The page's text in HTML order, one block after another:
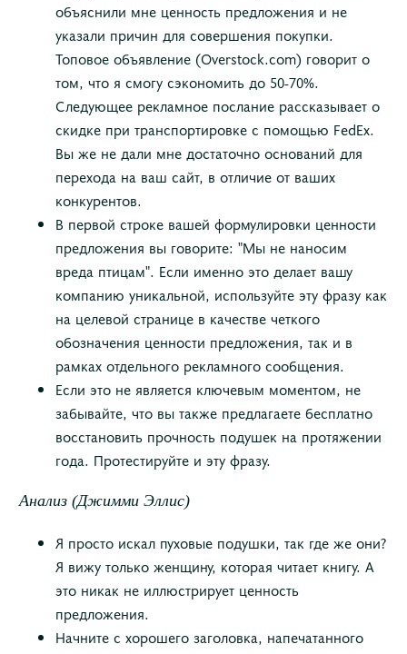
объяснили мне ценность предложения и не
указали причин для совершения покупки.
Топовое объявление (Overstock.com) говорит о
том, что я смогу сэкономить до 50-70%.
Следующее рекламное послание рассказывает о
скидке при транспортировке с помощью FedEx.
Вы же не дали мне достаточно оснований для
перехода на ваш сайт, в отличие от ваших
конкурентов.
В первой строке вашей формулировки ценности
предложения вы говорите: "Мы не наносим
вреда птицам". Если именно это делает вашу
компанию уникальной, используйте эту фразу как
на целевой странице в качестве четкого
обозначения ценности предложения, так и в
рамках отдельного рекламного сообщения.
Если это не является ключевым моментом, не
забывайте, что вы также предлагаете бесплатно
восстановить прочность подушек на протяжении
года. Протестируйте и эту фразу.
Анализ (Джимми Эллис)
Я просто искал пуховые подушки, так где же они?
Я вижу только женщину, которая читает книгу. А
это никак не иллюстрирует ценность
предложения.
Начните с хорошего заголовка, напечатанного